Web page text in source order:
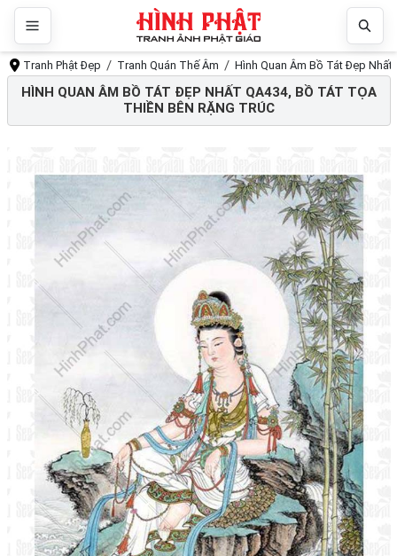
Tranh Phật Đẹp Tranh Quán Thế Âm Hình Quan Âm Bồ Tát Đẹp
HÌNH QUAN ÂM BỒ TÁT ĐẸP NHẤT QA434, BỒ TÁT TỌA
THIỀN BÊN RẶNG TRÚC